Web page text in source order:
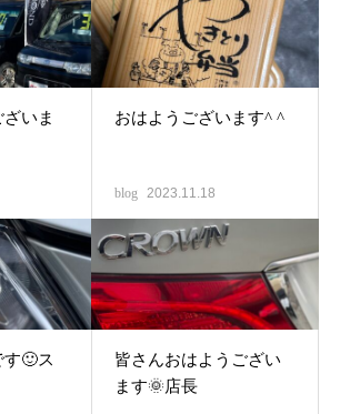
いま
おはようございます^ ^
blog 2023.11.18
🙂ス
皆さんおはようござい
ます🌞店長